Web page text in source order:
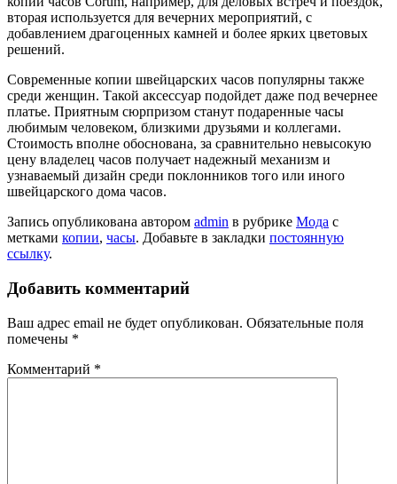
вторая используется для вечерних мероприятий, с
добавлением драгоценных камней и более ярких цветовых
решений.
Современные копии швейцарских часов популярны также
среди женщин. Такой аксессуар подойдет даже под вечернее
платье. Приятным сюрпризом станут подаренные часы
любимым человеком, близкими друзьями и коллегами.
Стоимость вполне обоснована, за сравнительно невысокую
цену владелец часов получает надежный механизм и
узнаваемый дизайн среди поклонников того или иного
швейцарского дома часов.
Запись опубликована автором admin в рубрике Мода с
метками копии, часы. Добавьте в закладки постоянную
ссылку.
Добавить комментарий
Ваш адрес email не будет опубликован. Обязательные поля
помечены *
Комментарий *